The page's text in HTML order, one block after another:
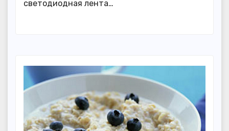
светодиодная лента…